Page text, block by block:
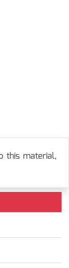
this material,